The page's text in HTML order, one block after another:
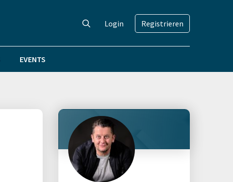
Login Registrieren
EVENTS